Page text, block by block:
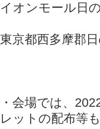
イオンモール日
東京都西多摩郡
・会場では、
レットの配布等